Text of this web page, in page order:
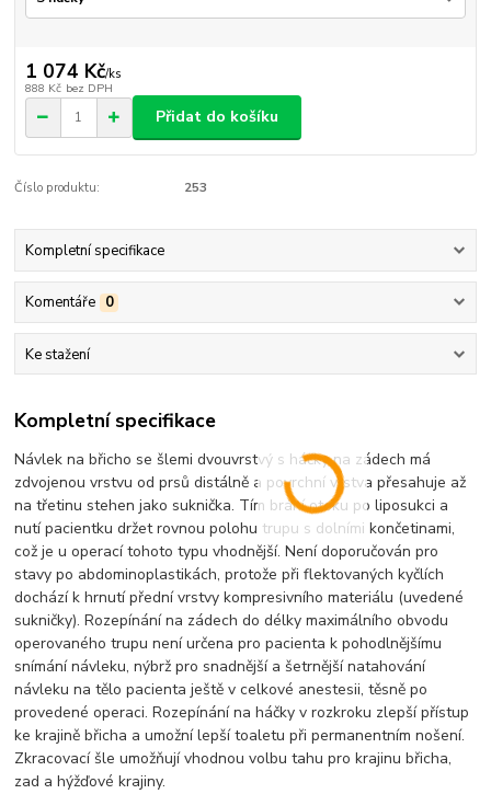
1 074 Kč/ks
888 Kč bez DPH
Přidat do košíku
Číslo produktu: 253
Kompletní specifikace
Komentáře 0
Ke stažení
Kompletní specifikace
Návlek na břicho se šlemi dvouvrstvý s háčky na zádech má
zdvojenou vrstvu od prsů distálně a povrchní vrstva přesahuje až
na třetinu stehen jako suknička. Tím brání otoku po liposukci a
nutí pacientku držet rovnou polohu trupu s dolními končetinami,
což je u operací tohoto typu vhodnější. Není doporučován pro
stavy po abdominoplastikách, protože při flektovaných kyčlích
dochází k hrnutí přední vrstvy kompresivního materiálu (uvedené
sukničky). Rozepínání na zádech do délky maximálního obvodu
operovaného trupu není určena pro pacienta k pohodlnějšímu
snímání návleku, nýbrž pro snadnější a šetrnější natahování
návleku na tělo pacienta ještě v celkové anestesii, těsně po
provedené operaci. Rozepínání na háčky v rozkroku zlepší přístup
ke krajině břicha a umožní lepší toaletu při permanentním nošení.
Zkracovací šle umožňují vhodnou volbu tahu pro krajinu břicha,
zad a hýžďové krajiny.